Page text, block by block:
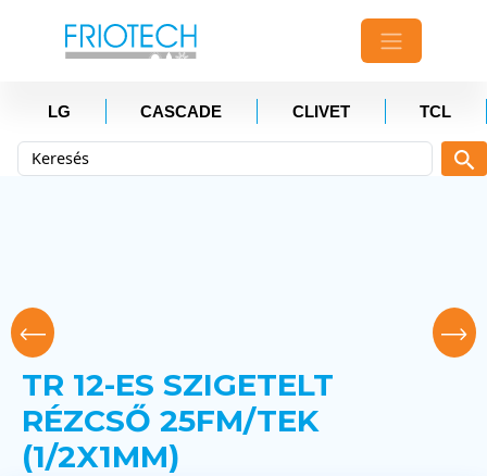
LG CASCADE CLIVET TCL
TR 12-ES SZIGETELT
RÉZCSŐ 25FM/TEK
(1/2X1MM)